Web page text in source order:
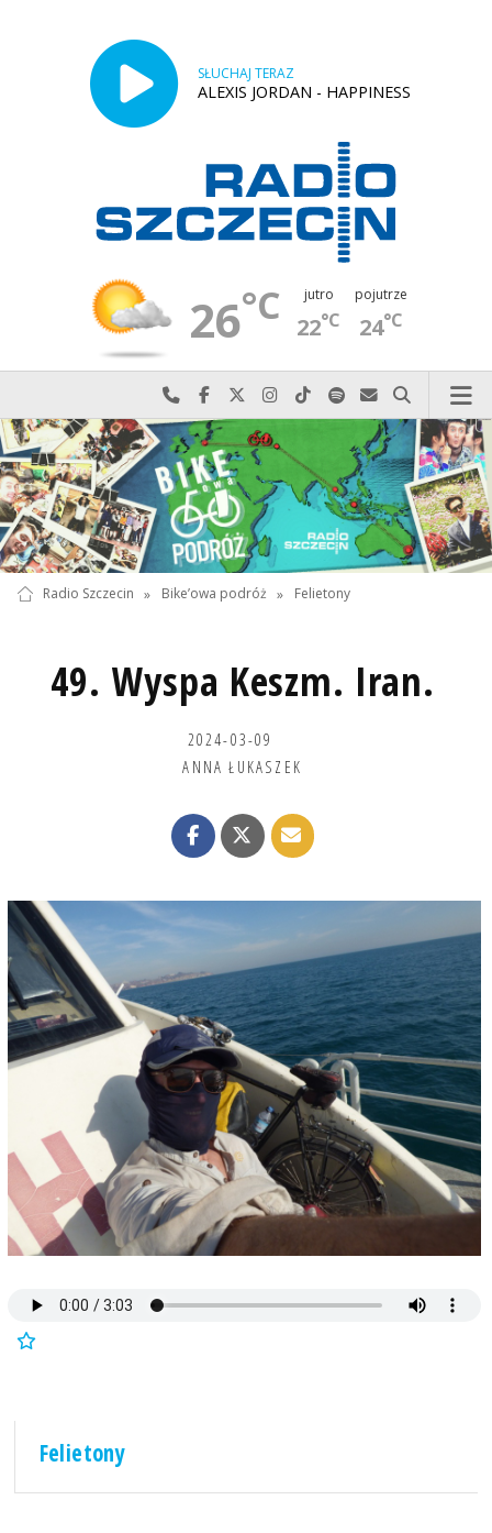
SŁUCHAJ TERAZ
ALEXIS JORDAN - HAPPINESS
26°C jutro
22°C
pojutrze
24°C
Najlepiej po prostu do nas zadzwoń
Odwiedź nas na Facebook-u
Odwiedź nas na X
Odwiedź nas na Instagram-ie
Odwiedź nas na TikTok-u
Szukaj nas na Spotify
Wyślij do nas
Szukaj
Radio Szczecin » Bike’owa podróż » Felietony
49. Wyspa Keszm. Iran.
2024-03-09
ANNA ŁUKASZEK
Felietony